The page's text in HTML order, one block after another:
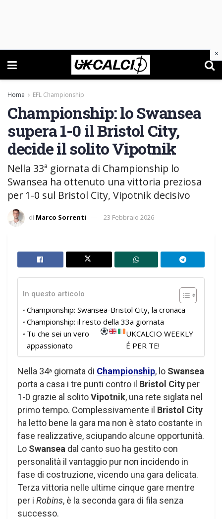
Home EFL Championship
Championship: lo Swansea
supera 1-0 il Bristol City,
decide il solito Vipotnik
Nella 33ª giornata di Championship lo
Swansea ha ottenuto una vittoria preziosa
per 1-0 sul Bristol City, Vipotnik decisivo
di Marco Sorrenti 23 Febbraio 2026
In questo articolo
Championship: Swansea-Bristol City, la cronaca
Championship: il resto della 33a giornata
Tu che sei un vero
appassionato
UKCALCIO WEEKLY
É PER TE!
Nella 34a giornata di Championship, lo Swansea
porta a casa i tre punti contro il Bristol City per
1-0 grazie al solitoVipotnik, una rete siglata nel
primo tempo. Complessivamente il Bristol City
ha letto bene la gara ma non è stato costante in
fase realizzative, sciupando alcune opportunità.
Lo Swansea dal canto suo ha gestito con
personalità il vantaggio pur non incidendo in
fase di costruzione, vicendo una gara delicata.
Terza vittoria nelle ultime cinque gare mentre
per i Robins, è la seconda gara di fila senza
successo.
×